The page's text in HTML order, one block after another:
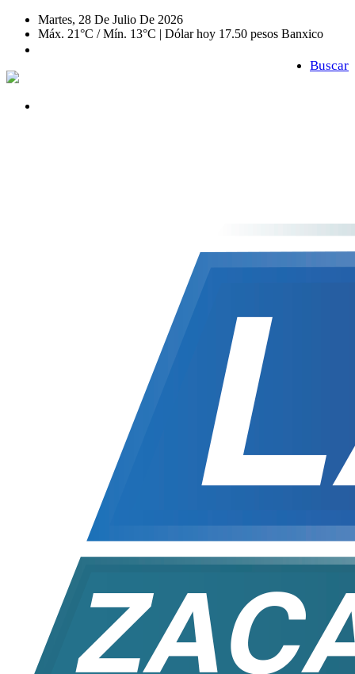
Martes, 28 De Julio De 2026
Máx. 21°C / Mín. 13°C | Dólar hoy 17.50 pesos Banxico
Buscar